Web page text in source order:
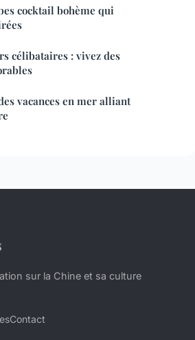
cocktail bohème qui
célibataires : vivez des
vacances en mer alliant
sur la Chine et sa culture
Contact